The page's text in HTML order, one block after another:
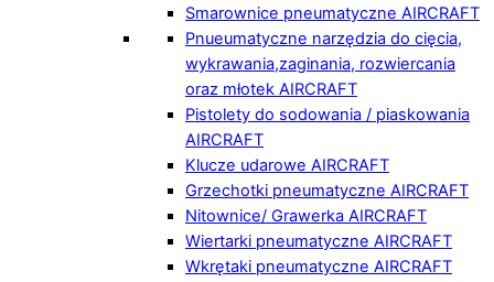
Smarownice pneumatyczne AIRCRAFT
Pnueumatyczne narzędzia do cięcia,
wykrawania,zaginania, rozwiercania
oraz młotek AIRCRAFT
Pistolety do sodowania / piaskowania
AIRCRAFT
Klucze udarowe AIRCRAFT
Grzechotki pneumatyczne AIRCRAFT
Nitownice/ Grawerka AIRCRAFT
Wiertarki pneumatyczne AIRCRAFT
Wkrętaki pneumatyczne AIRCRAFT